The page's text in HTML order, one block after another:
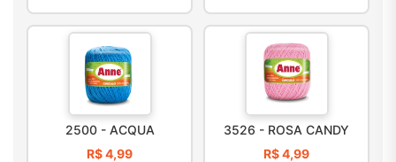
2500 - ACQUA
R$ 4,99
3526 - ROSA CANDY
R$ 4,99